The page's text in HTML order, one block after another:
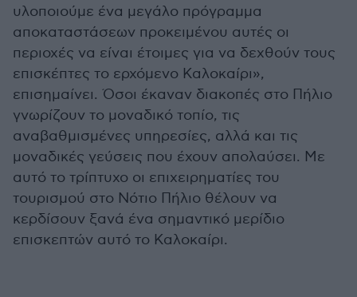
υλοποιούμε ένα μεγάλο πρόγραμμα
αποκαταστάσεων προκειμένου αυτές οι
περιοχές να είναι έτοιμες για να δεχθούν τους
επισκέπτες το ερχόμενο Καλοκαίρι»,
επισημαίνει. Όσοι έκαναν διακοπές στο Πήλιο
γνωρίζουν το μοναδικό τοπίο, τις
αναβαθμισμένες υπηρεσίες, αλλά και τις
μοναδικές γεύσεις που έχουν απολαύσει. Με
αυτό το τρίπτυχο οι επιχειρηματίες του
τουρισμού στο Νότιο Πήλιο θέλουν να
κερδίσουν ξανά ένα σημαντικό μερίδιο
επισκεπτών αυτό το Καλοκαίρι.